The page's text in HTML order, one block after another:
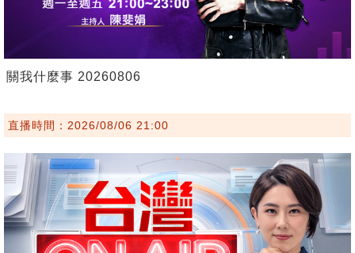
關我什麼事 20260806
直播時間：2026/08/06 21:00